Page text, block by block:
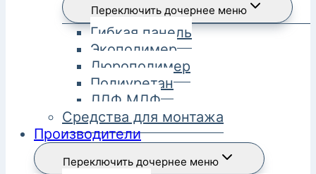
Переключить дочернее меню
Гибкая панель
Экополимер
Дюрополимер
Полиуретан
ЛДФ МДФ
Средства для монтажа
Производители
Переключить дочернее меню